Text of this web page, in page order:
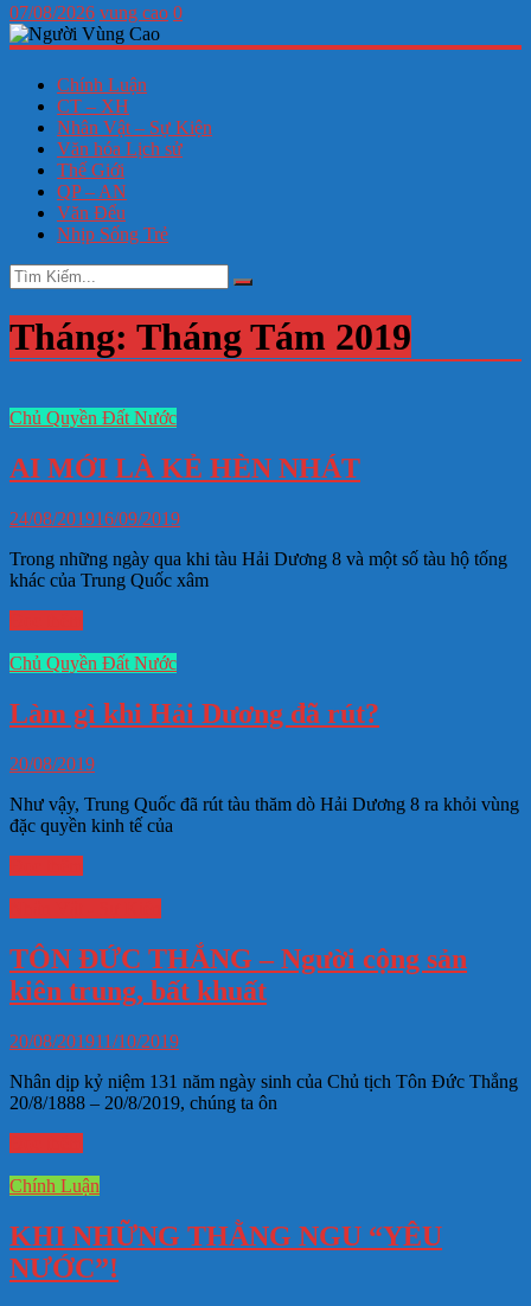
07/08/2026 vung cao 0
Chính Luận
CT – XH
Nhân Vật – Sự Kiện
Văn hóa Lịch sử
Thế Giới
QP – AN
Văn Đểu
Nhịp Sống Trẻ
Tháng: Tháng Tám 2019
Chủ Quyền Đất Nước
AI MỚI LÀ KẺ HÈN NHÁT
24/08/201916/09/2019
Trong những ngày qua khi tàu Hải Dương 8 và một số tàu hộ tống
khác của Trung Quốc xâm
Chủ Quyền Đất Nước
Làm gì khi Hải Dương đã rút?
20/08/2019
Như vậy, Trung Quốc đã rút tàu thăm dò Hải Dương 8 ra khỏi vùng
đặc quyền kinh tế của
TÔN ĐỨC THẮNG – Người cộng sản
kiên trung, bất khuất
20/08/201911/10/2019
Nhân dịp kỷ niệm 131 năm ngày sinh của Chủ tịch Tôn Đức Thắng
20/8/1888 – 20/8/2019, chúng ta ôn
Chính Luận
KHI NHỮNG THẰNG NGU “YÊU
NƯỚC”!